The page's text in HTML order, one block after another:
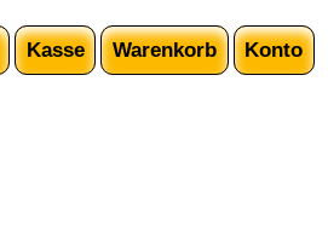
Kasse Warenkorb Konto